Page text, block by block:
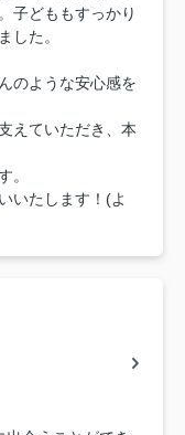
子どももすっかり
した。
のような安心感を
えていただき、本
。
いたします！(よ